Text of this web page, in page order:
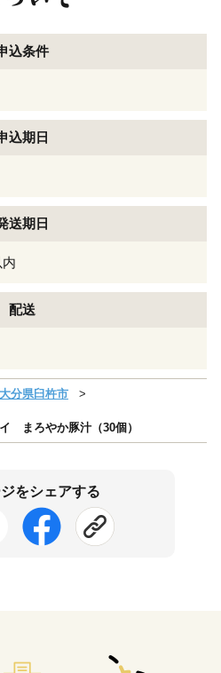
込条件
込期日
送期日
配送
大分県臼杵市
まろやか豚汁（30個）
をシェアする